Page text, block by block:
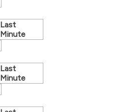
Last
Minute
Last
Minute